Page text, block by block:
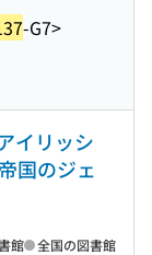
-G7>
イリッシ
国のジェ
館 全国の図書館